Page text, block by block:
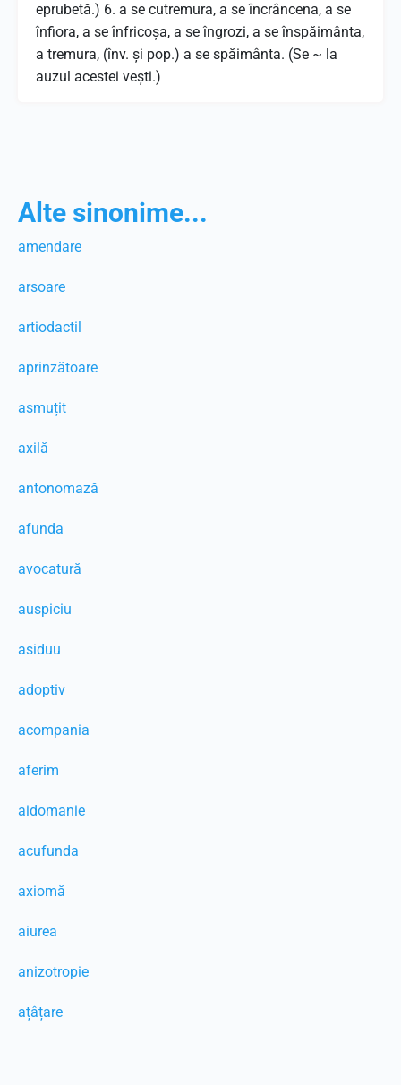
eprubetă.) 6. a se cutremura, a se încrâncena, a se
înfiora, a se înfricoşa, a se îngrozi, a se înspăimânta,
a tremura, (înv. şi pop.) a se spăimânta. (Se ~ la
auzul acestei veşti.)
Alte sinonime...
amendare
arsoare
artiodactil
aprinzătoare
asmuțit
axilă
antonomază
afunda
avocatură
auspiciu
asiduu
adoptiv
acompania
aferim
aidomanie
acufunda
axiomă
aiurea
anizotropie
ațâțare